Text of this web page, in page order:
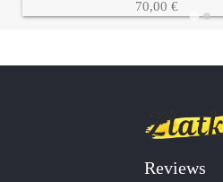
70,00 €
Reviews